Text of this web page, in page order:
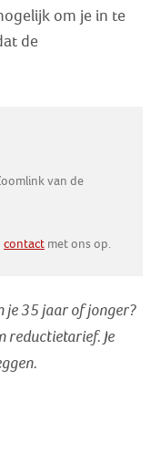
om je in te
de
van de
contact met ons op.
je 35 jaar of jonger?
reductietarief. Je